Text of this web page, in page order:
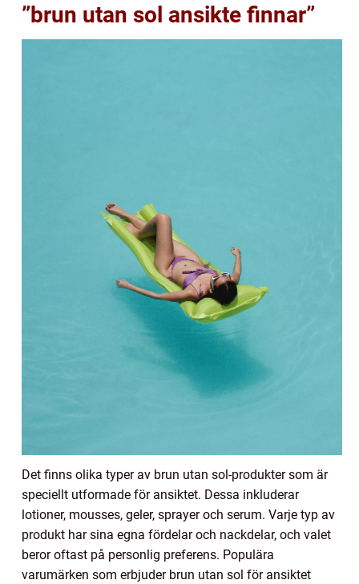
”brun utan sol ansikte finnar”
Det finns olika typer av brun utan sol-produkter som är
speciellt utformade för ansiktet. Dessa inkluderar
lotioner, mousses, geler, sprayer och serum. Varje typ av
produkt har sina egna fördelar och nackdelar, och valet
beror oftast på personlig preferens. Populära
varumärken som erbjuder brun utan sol för ansiktet